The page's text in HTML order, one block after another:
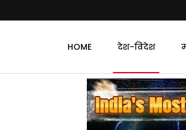
HOME देश-विदेश